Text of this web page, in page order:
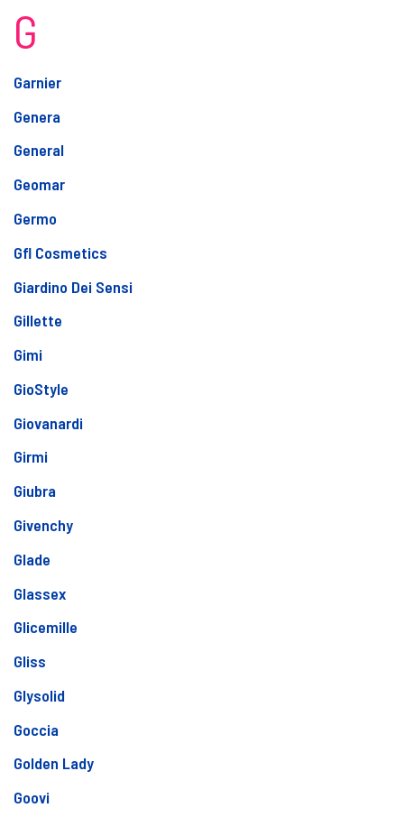
G
Garnier
Genera
General
Geomar
Germo
Gfl Cosmetics
Giardino Dei Sensi
Gillette
Gimi
GioStyle
Giovanardi
Girmi
Giubra
Givenchy
Glade
Glassex
Glicemille
Gliss
Glysolid
Goccia
Golden Lady
Goovi